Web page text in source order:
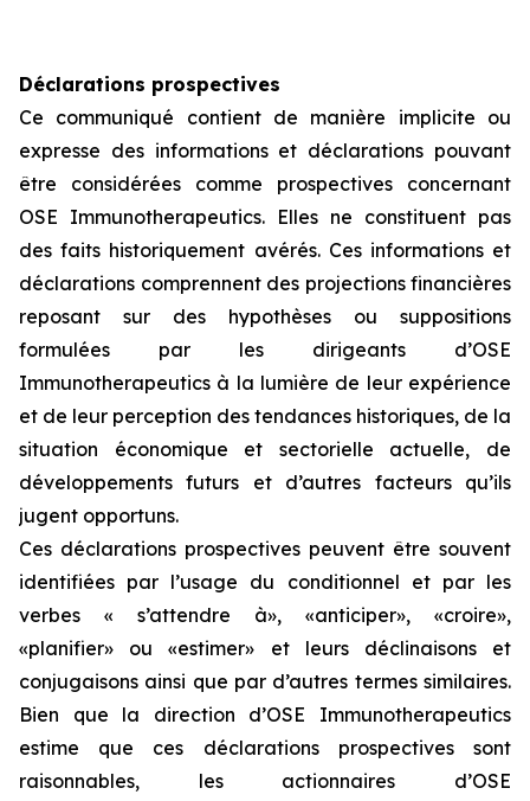
Déclarations prospectives
Ce communiqué contient de manière implicite ou
expresse des informations et déclarations pouvant
être considérées comme prospectives concernant
OSE Immunotherapeutics. Elles ne constituent pas
des faits historiquement avérés. Ces informations et
déclarations comprennent des projections financières
reposant sur des hypothèses ou suppositions
formulées par les dirigeants d’OSE
Immunotherapeutics à la lumière de leur expérience
et de leur perception des tendances historiques, de la
situation économique et sectorielle actuelle, de
développements futurs et d’autres facteurs qu’ils
jugent opportuns.
Ces déclarations prospectives peuvent être souvent
identifiées par l’usage du conditionnel et par les
verbes « s’attendre à», «anticiper», «croire»,
«planifier» ou «estimer» et leurs déclinaisons et
conjugaisons ainsi que par d’autres termes similaires.
Bien que la direction d’OSE Immunotherapeutics
estime que ces déclarations prospectives sont
raisonnables, les actionnaires d’OSE